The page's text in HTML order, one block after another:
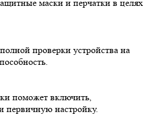
маски и перчатки в целях
проверки устройства на
поможет включить,
первичную настройку.